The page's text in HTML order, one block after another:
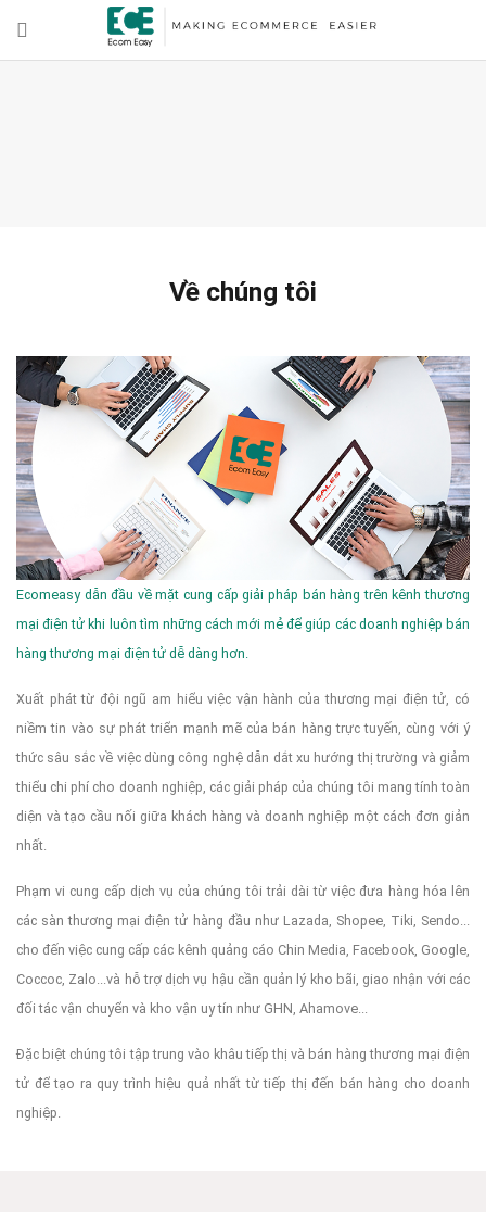
Về chúng tôi
Ecomeasy dẫn đầu về mặt cung cấp giải pháp bán hàng trên kênh thương
mại điện tử khi luôn tìm những cách mới mẻ để giúp các doanh nghiệp bán
hàng thương mại điện tử dễ dàng hơn.
Xuất phát từ đội ngũ am hiểu việc vận hành của thương mại điện tử, có
niềm tin vào sự phát triển mạnh mẽ của bán hàng trực tuyến, cùng với ý
thức sâu sắc về việc dùng công nghệ dẫn dắt xu hướng thị trường và giảm
thiểu chi phí cho doanh nghiệp, các giải pháp của chúng tôi mang tính toàn
diện và tạo cầu nối giữa khách hàng và doanh nghiệp một cách đơn giản
nhất.
Phạm vi cung cấp dịch vụ của chúng tôi trải dài từ việc đưa hàng hóa lên
các sàn thương mại điện tử hàng đầu như Lazada, Shopee, Tiki, Sendo...
cho đến việc cung cấp các kênh quảng cáo Chin Media, Facebook, Google,
Coccoc, Zalo...và hỗ trợ dịch vụ hậu cần quản lý kho bãi, giao nhận với các
đối tác vận chuyển và kho vận uy tín như GHN, Ahamove...
Đặc biệt chúng tôi tập trung vào khâu tiếp thị và bán hàng thương mại điện
tử để tạo ra quy trình hiệu quả nhất từ tiếp thị đến bán hàng cho doanh
nghiệp.